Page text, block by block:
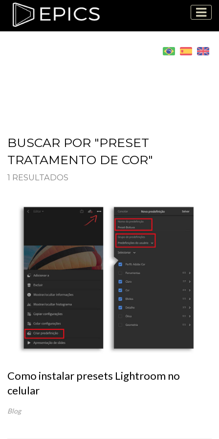
BUSCAR POR "PRESET
TRATAMENTO DE COR"
1 RESULTADOS
Como instalar presets Lightroom no
celular
Blog